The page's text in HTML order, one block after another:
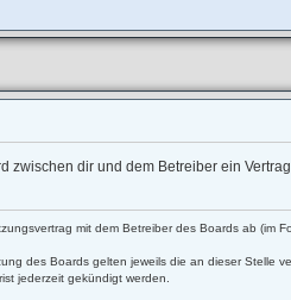
zwischen dir und dem Betreiber ein
mit dem Betreiber des Boards ab (im
des Boards gelten jeweils die an dieser Stelle
jederzeit gekündigt werden.